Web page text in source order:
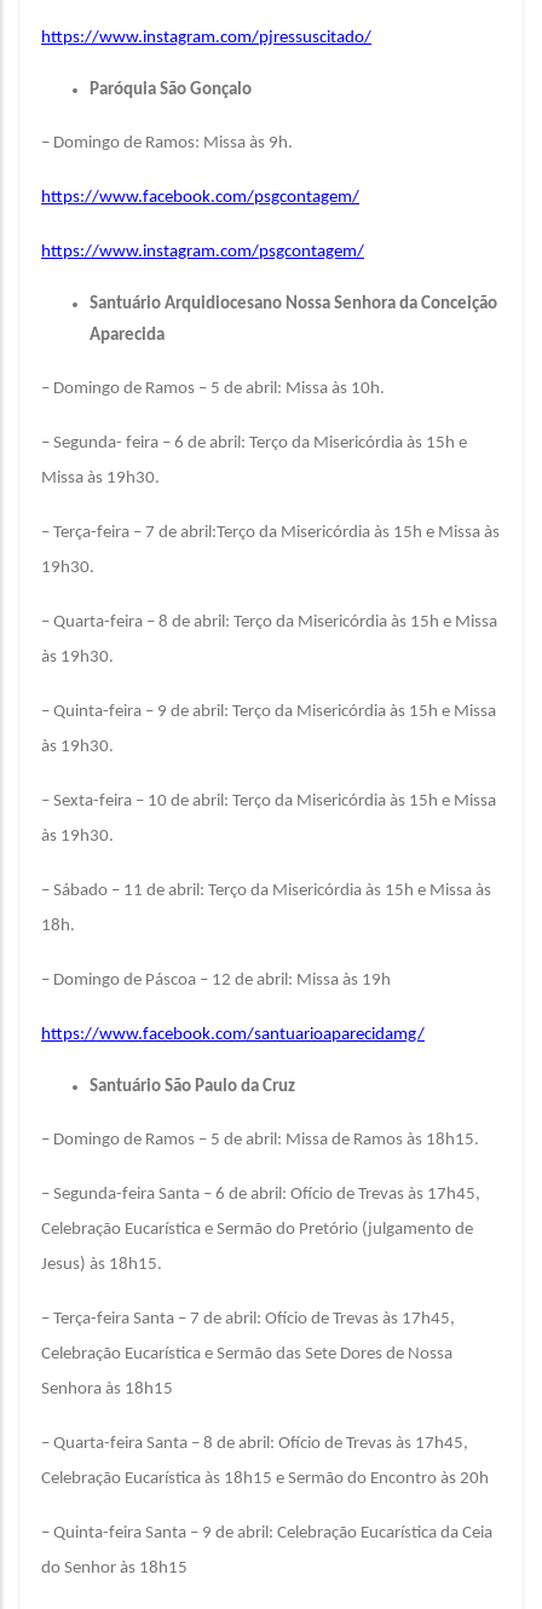
https://www.instagram.com/pjressuscitado/
Paróquia São Gonçalo
– Domingo de Ramos: Missa às 9h.
https://www.facebook.com/psgcontagem/
https://www.instagram.com/psgcontagem/
Santuário Arquidiocesano Nossa Senhora da Conceição
Aparecida
– Domingo de Ramos – 5 de abril: Missa às 10h.
– Segunda- feira – 6 de abril: Terço da Misericórdia às 15h e
Missa às 19h30.
– Terça-feira – 7 de abril:Terço da Misericórdia às 15h e Missa às
19h30.
– Quarta-feira – 8 de abril: Terço da Misericórdia às 15h e Missa
às 19h30.
– Quinta-feira – 9 de abril: Terço da Misericórdia às 15h e Missa
às 19h30.
– Sexta-feira – 10 de abril: Terço da Misericórdia às 15h e Missa
às 19h30.
– Sábado – 11 de abril: Terço da Misericórdia às 15h e Missa às
18h.
– Domingo de Páscoa – 12 de abril: Missa às 19h
https://www.facebook.com/santuarioaparecidamg/
Santuário São Paulo da Cruz
– Domingo de Ramos – 5 de abril: Missa de Ramos às 18h15.
– Segunda-feira Santa – 6 de abril: Ofício de Trevas às 17h45,
Celebração Eucarística e Sermão do Pretório (julgamento de
Jesus) às 18h15.
– Terça-feira Santa – 7 de abril: Ofício de Trevas às 17h45,
Celebração Eucarística e Sermão das Sete Dores de Nossa
Senhora às 18h15
– Quarta-feira Santa – 8 de abril: Ofício de Trevas às 17h45,
Celebração Eucarística às 18h15 e Sermão do Encontro às 20h
– Quinta-feira Santa – 9 de abril: Celebração Eucarística da Ceia
do Senhor às 18h15